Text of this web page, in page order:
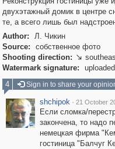
двухэтажный домик в центре
те, а всего лишь был
Author:
Л. Чикин
Source:
собственное фото
Shooting direction: 
Watermark signature:
4
Sign in to share your
shchipok · 21 October
Если сломка/
закончена, то надо
немецкая фирма
гостиница "Балчуг